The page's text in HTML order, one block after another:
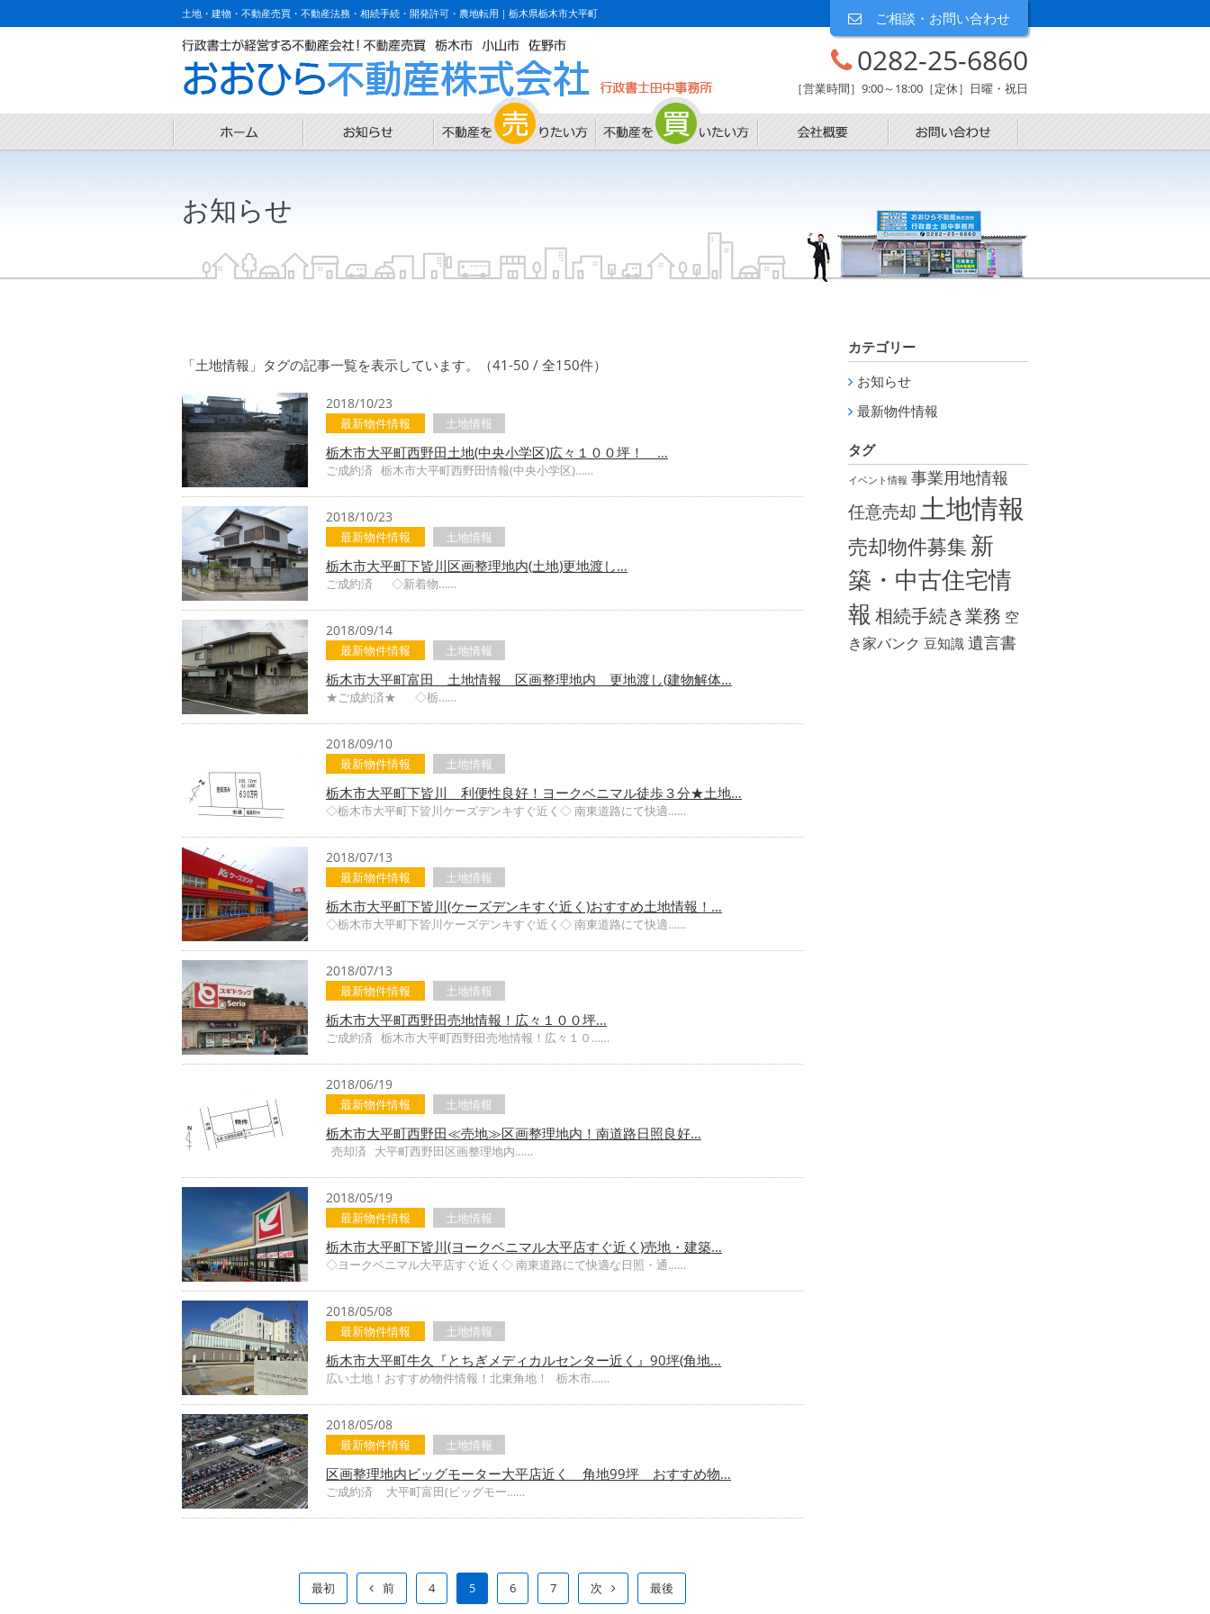
土地・建物・不動産売買・不動産法務・相続手続・開発許可・農地転用｜栃木県栃木市大平町 ご相談・お問い合わせ
0282-25-6860
［営業時間］9:00～18:00［定休］日曜・祝日
お知らせ
「土地情報」タグの記事一覧を表示しています。（41-50 / 全150件）
2018/10/23
最新物件情報 土地情報
栃木市大平町西野田土地(中央小学区)広々１００坪！ …
ご成約済 栃木市大平町西野田情報(中央小学区)……
2018/10/23
最新物件情報 土地情報
栃木市大平町下皆川区画整理地内(土地)更地渡し…
ご成約済 ◇新着物……
2018/09/14
最新物件情報 土地情報
栃木市大平町富田 土地情報 区画整理地内 更地渡し(建物解体…
★ご成約済★ ◇栃……
2018/09/10
最新物件情報 土地情報
栃木市大平町下皆川 利便性良好！ヨークベニマル徒歩３分★土地…
◇栃木市大平町下皆川ケーズデンキすぐ近く◇ 南東道路にて快適……
2018/07/13
最新物件情報 土地情報
栃木市大平町下皆川(ケーズデンキすぐ近く)おすすめ土地情報！…
◇栃木市大平町下皆川ケーズデンキすぐ近く◇ 南東道路にて快適……
2018/07/13
最新物件情報 土地情報
栃木市大平町西野田売地情報！広々１００坪…
ご成約済 栃木市大平町西野田売地情報！広々１０……
2018/06/19
最新物件情報 土地情報
栃木市大平町西野田≪売地≫区画整理地内！南道路日照良好…
売却済 大平町西野田区画整理地内……
2018/05/19
最新物件情報 土地情報
栃木市大平町下皆川(ヨークベニマル大平店すぐ近く)売地・建築…
◇ヨークベニマル大平店すぐ近く◇ 南東道路にて快適な日照・通……
2018/05/08
最新物件情報 土地情報
栃木市大平町牛久『とちぎメディカルセンター近く』90坪(角地…
広い土地！おすすめ物件情報！北東角地！ 栃木市……
2018/05/08
最新物件情報 土地情報
区画整理地内ビッグモーター大平店近く 角地99坪 おすすめ物…
ご成約済 大平町富田(ビッグモー……
最初 前 4 5 6 7 次 最後
カテゴリー
お知らせ
最新物件情報
タグ
イベント情報 事業用地情報
任意売却土地情報
売却物件募集 新
築・中古住宅情
報 相続手続き業務 空
き家バンク 豆知識 遺言書